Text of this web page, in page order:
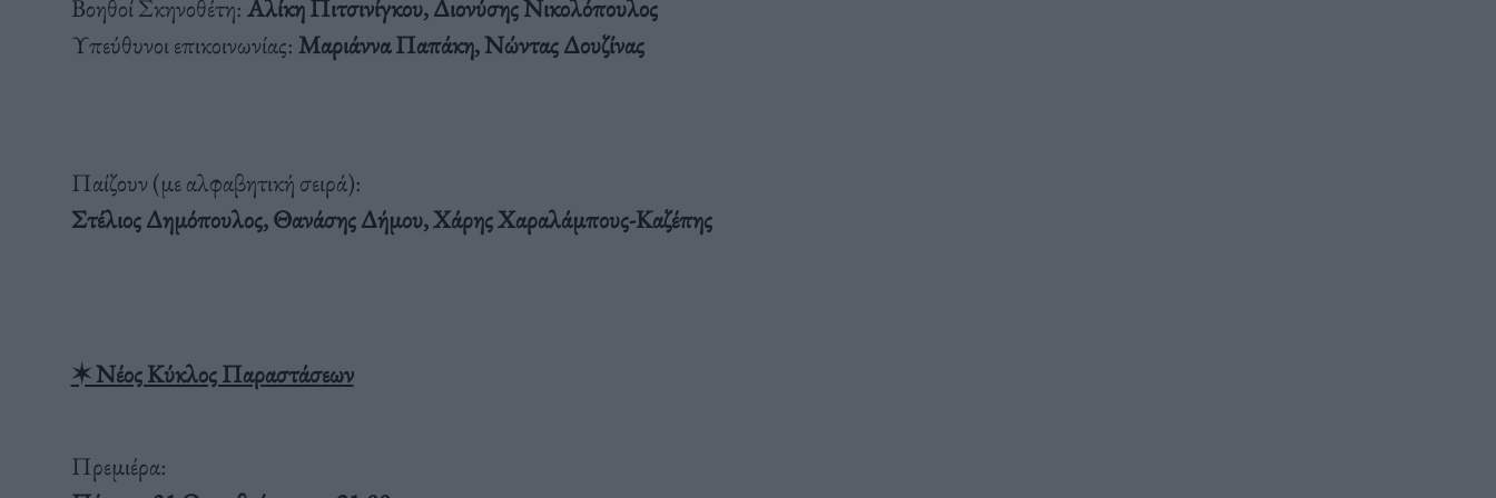
Βοηθοί Σκηνοθέτη: Αλίκη Πιτσινίγκου, Διονύσης Νικολόπουλος
Υπεύθυνοι επικοινωνίας: Μαριάννα Παπάκη, Νώντας Δουζίνας
Παίζουν (με αλφαβητική σειρά):
Στέλιος Δημόπουλος, Θανάσης Δήμου, Χάρης Χαραλάμπους-Καζέπης
✶ Νέος Κύκλος Παραστάσεων
Πρεμιέρα: